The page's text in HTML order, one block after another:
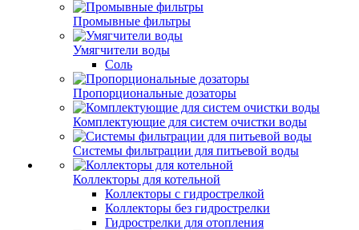
Промывные фильтры
Умягчители воды
Соль
Пропорциональные дозаторы
Комплектующие для систем очистки воды
Системы фильтрации для питьевой воды
Коллекторы для котельной
Коллекторы с гидрострелкой
Коллекторы без гидрострелки
Гидрострелки для отопления